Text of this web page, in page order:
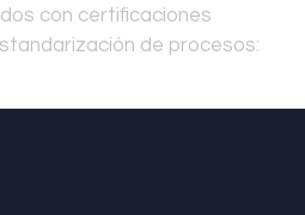
con certificaciones
de procesos: